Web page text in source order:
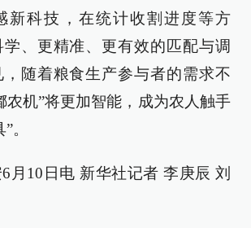
新科技，在统计收割进度等方
、更精准、更有效的匹配与调
，随着粮食生产参与者的需求不
农机”将更加智能，成为农人触手
。
6月10日电 新华社记者 李庚辰 刘